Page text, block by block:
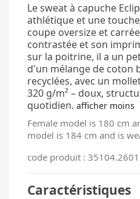
Le sweat à capuche
athlétique et une
coupe oversize et
contrastée et son
sur la poitrine, il a un
d'un mélange de coton
recyclées, avec un
320 g/m² – doux,
quotidien. afficher moins
Female model is 180 cm
model is 184 cm and is
code produit :
Caractéristiques